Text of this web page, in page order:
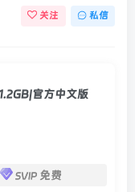
关注 私信
官方中文版
SVIP 免费